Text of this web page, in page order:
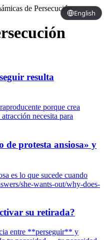
English
de Persecución
resulta
porque crea
necesita para
de protesta ansiosa» y
es lo que sucede cuando
she-wants-out/why-does-
su retirada?
entre **perseguir** y